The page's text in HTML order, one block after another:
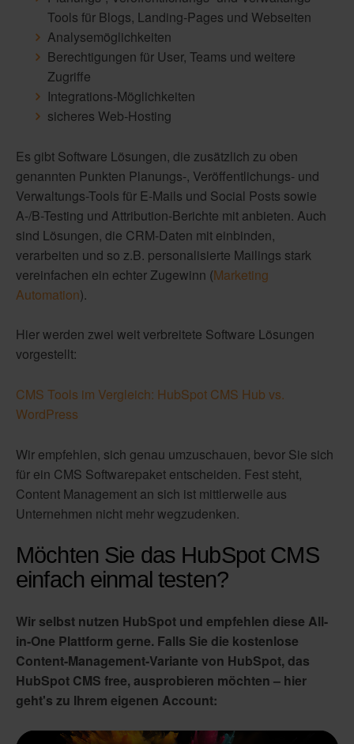
Tools für Blogs, Landing-Pages und Webseiten
Analysemöglichkeiten
Berechtigungen für User, Teams und weitere
Zugriffe
Integrations-Möglichkeiten
sicheres Web-Hosting
Es gibt Software Lösungen, die zusätzlich zu oben
genannten Punkten Planungs-, Veröffentlichungs- und
Verwaltungs-Tools für E-Mails und Social Posts sowie
A-/B-Testing und Attribution-Berichte mit anbieten. Auch
sind Lösungen, die CRM-Daten mit einbinden,
verarbeiten und so z.B. personalisierte Mailings stark
vereinfachen ein echter Zugewinn (Marketing
Automation).
Hier werden zwei weit verbreitete Software Lösungen
vorgestellt:
CMS Tools im Vergleich: HubSpot CMS Hub vs.
WordPress
Wir empfehlen, sich genau umzuschauen, bevor Sie sich
für ein CMS Softwarepaket entscheiden. Fest steht,
Content Management an sich ist mittlerweile aus
Unternehmen nicht mehr wegzudenken.
Möchten Sie das HubSpot CMS
einfach einmal testen?
Wir selbst nutzen HubSpot und empfehlen diese All-
in-One Plattform gerne. Falls Sie die kostenlose
Content-Management-Variante von HubSpot, das
HubSpot CMS free, ausprobieren möchten – hier
geht's zu Ihrem eigenen Account: